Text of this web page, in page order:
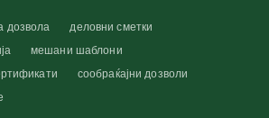
дозвола
деловни сметки
мешани шаблони
сообраќајни дозволи